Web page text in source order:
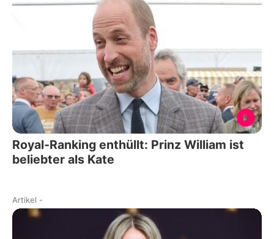
Royal-Ranking enthüllt: Prinz William ist
beliebter als Kate
Artikel -